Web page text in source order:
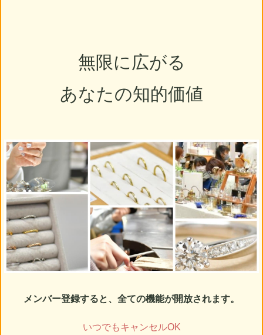
無限に広がる
あなたの知的価値
メンバー登録すると、全ての機能が開放されます。
いつでもキャンセルOK